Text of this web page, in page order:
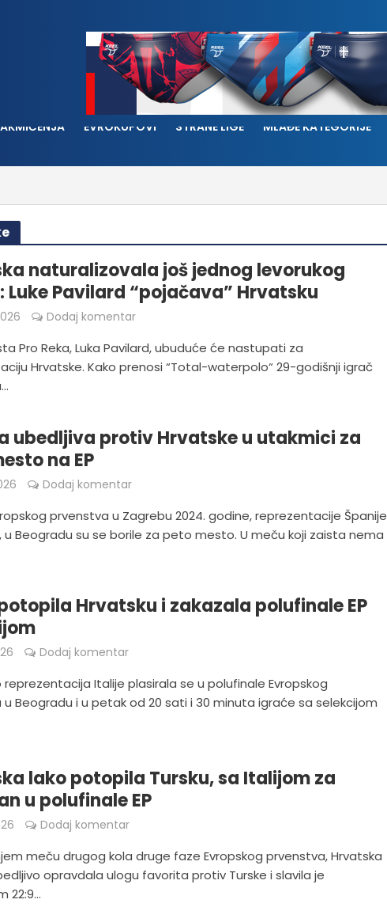
EVROKUPOVI STRANE LIGE MLAĐE KATEGORIJE
naturalizovala još jednog levorukog
Luke Pavilard “pojačava” Hrvatsku
Dodaj komentar
Pro Reka, Luka Pavilard, ubuduće će nastupati za
Hrvatske. Kako prenosi “Total-waterpolo“ 29-godišnji igrač
ubedljiva protiv Hrvatske u utakmici za
na EP
Dodaj komentar
prvenstva u Zagrebu 2024. godine, reprezentacije Španije
u Beogradu su se borile za peto mesto. U meču koji zaista nema
Hrvatsku i zakazala polufinale EP
Dodaj komentar
Italije plasirala se u polufinale Evropskog
Beogradu i u petak od 20 sati i 30 minuta igraće sa selekcijom
lako potopila Tursku, sa Italijom za
u polufinale EP
Dodaj komentar
meču drugog kola druge faze Evropskog prvenstva, Hrvatska
opravdala ulogu favorita protiv Turske i slavila je
22:9...